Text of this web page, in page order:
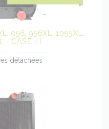
956, 956XL, 1055XL,
- CASE IH
détachées